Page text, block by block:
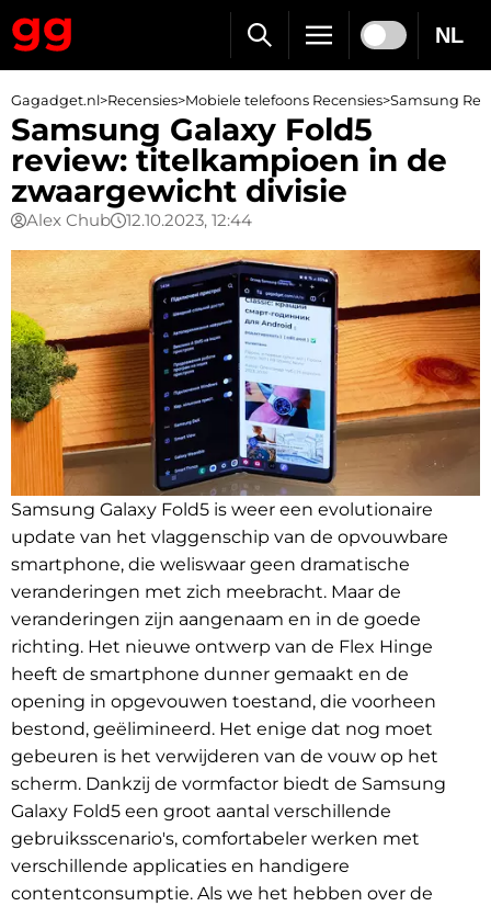
NL
Gagadget.nl>Recensies>Mobiele telefoons Recensies>Samsung
Samsung Galaxy Fold5
review: titelkampioen in de
zwaargewicht divisie
Alex Chub 12.10.2023, 12:44
Samsung Galaxy Fold5 is weer een evolutionaire
update van het vlaggenschip van de opvouwbare
smartphone, die weliswaar geen dramatische
veranderingen met zich meebracht. Maar de
veranderingen zijn aangenaam en in de goede
richting. Het nieuwe ontwerp van de Flex Hinge
heeft de smartphone dunner gemaakt en de
opening in opgevouwen toestand, die voorheen
bestond, geëlimineerd. Het enige dat nog moet
gebeuren is het verwijderen van de vouw op het
scherm. Dankzij de vormfactor biedt de Samsung
Galaxy Fold5 een groot aantal verschillende
gebruiksscenario's, comfortabeler werken met
verschillende applicaties en handigere
contentconsumptie. Als we het hebben over de